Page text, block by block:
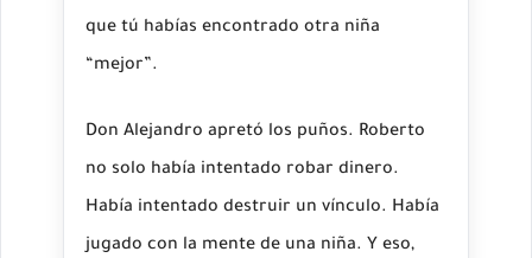
que tú habías encontrado otra niña
“mejor”.
Don Alejandro apretó los puños. Roberto
no solo había intentado robar dinero.
Había intentado destruir un vínculo. Había
jugado con la mente de una niña. Y eso,